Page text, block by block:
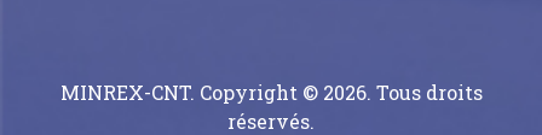
MINREX-CNT. Copyright © 2026. Tous droits
réservés.